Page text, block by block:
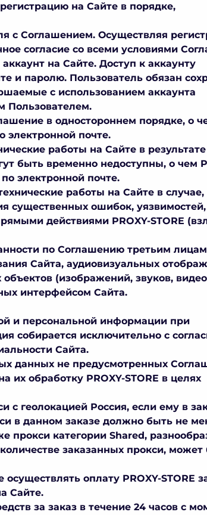
на Сайте в порядке,
с Соглашением. Осуществляя
согласие со всеми условиями
на Сайте. Доступ к аккаунту
и паролю. Пользователь обязан
с использованием аккаунта
Пользователем.
в одностороннем порядке, о
электронной почте.
работы на Сайте в
быть временно недоступны, о чем
электронной почте.
работы на Сайте в случае,
существенных ошибок,
действиями PROXY-STORE
по Соглашению третьим
Сайта, аудиовизуальных
(изображений, звуков,
интерфейсом Сайта.
и персональной информации при
собирается исключительно с
Сайта.
данных не предусмотренных
их обработку PROXY-STORE в целях
с геолокацией Россия, если ему в
в данном заказе должно быть не
прокси категории Shared,
заказанных прокси, может
оплату PROXY-STORE
Сайте.
за заказ в течение 24 часов с